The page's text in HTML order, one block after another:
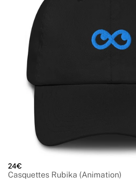
24€
Casquettes Rubika (Animation)